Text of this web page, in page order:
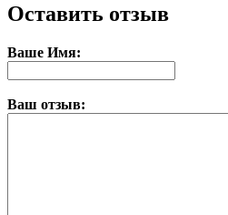
Оставить отзыв
Ваше Имя:
Ваш отзыв: